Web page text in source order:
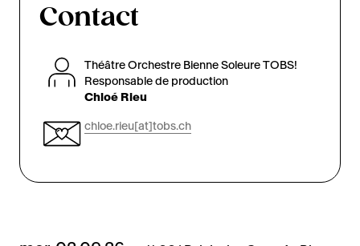
Contact
Théâtre Orchestre Bienne Soleure TOBS!
Responsable de production
Chloé Rieu
chloe.rieu[at]tobs.ch